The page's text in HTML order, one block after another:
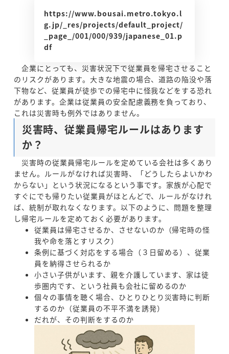
https://www.bousai.metro.tokyo.l
g.jp/_res/projects/default_project/
_page_/001/000/939/japanese_01.p
df
企業にとっても、災害状況下で従業員を帰宅させること
のリスクがあります。大きな地震の場合、道路の陥没や落
下物など、従業員が徒歩での帰宅中に怪我などをする恐れ
があります。企業は従業員の安全配慮義務を負っており、
これは災害時も例外ではありません。
災害時、従業員帰宅ルールはあります
か？
災害時の従業員帰宅ルールを定めている会社は多くあり
ません。ルールがなければ災害時、「どうしたらよいかわ
からない」という状況になるという事です。家族が心配で
すぐにでも帰りたい従業員がほとんどで、ルールがなけれ
ば、統制が取れなくなります。以下のように、問題を整理
し帰宅ルールを定めておく必要があります。
従業員は帰宅させるか、させないのか（帰宅時の怪
我や命を落とすリスク）
条例に基づく対応をする場合（３日留める）、従業
員を納得させられるか
小さい子供がいます、親を介護しています、家は徒
歩圏内です、という社員も会社に留めるのか
個々の事情を聴く場合、ひとりひとり災害時に判断
するのか（従業員の不平不満を誘発）
だれが、その判断をするのか